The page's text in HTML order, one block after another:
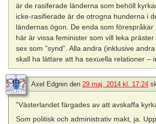
är de rasiferade länderna som behöll
icke-rasifierade är de otrogna hunderna i
ländernas ögon. De enda som förespråkar
här är vissa feminister som vill leka
sex som ”synd”. Alla andra (inklusive
skall ha lättare att ha sexuella relationer –
Axel Edgren den 29 maj, 2014 kl. 17:24
”Västerlandet färgades av att avskaffa
Som politisk och administrativ makt, ja.